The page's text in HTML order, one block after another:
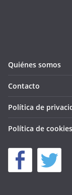
Quiénes somos
Contacto
Política de
Política de